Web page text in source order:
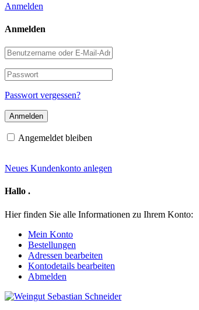
Anmelden
Anmelden
Benutzername
oder
E-
Mail-
Adresse
Passwort
Passwort vergessen?
Angemeldet bleiben
Neues Kundenkonto anlegen
Hallo .
Hier finden Sie alle Informationen zu Ihrem Konto:
Mein Konto
Bestellungen
Adressen bearbeiten
Kontodetails bearbeiten
Abmelden